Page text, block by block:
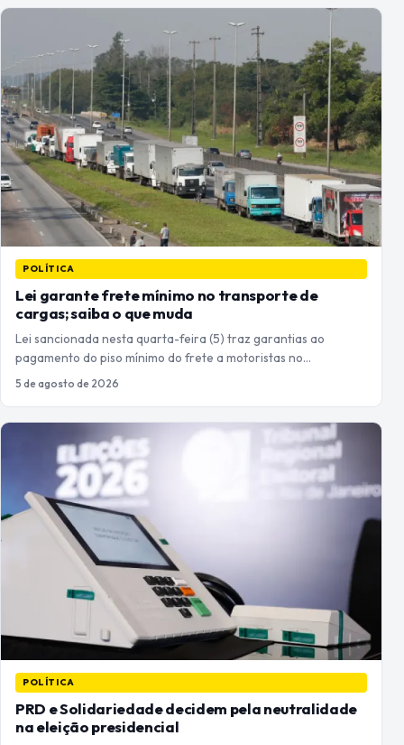
POLÍTICA
Lei garante frete mínimo no transporte de
cargas; saiba o que muda
Lei sancionada nesta quarta-feira (5) traz garantias ao
pagamento do piso mínimo do frete a motoristas no…
5 de agosto de 2026
POLÍTICA
PRD e Solidariedade decidem pela neutralidade
na eleição presidencial